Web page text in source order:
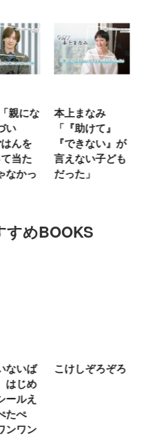
み
』
』が
ども
千原せいじ「子
育ては自分のイ
ヤな面に直面す
ることが多かっ
た」
すめBOOKS
ろぞろ
ＭＲ．ＭＥＮ